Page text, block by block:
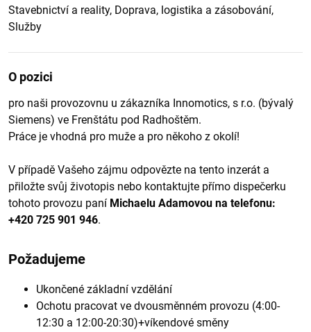
Stavebnictví a reality, Doprava, logistika a zásobování,
Služby
O pozici
pro naši provozovnu u zákazníka Innomotics, s r.o. (bývalý
Siemens) ve Frenštátu pod Radhoštěm.
Práce je vhodná pro muže a pro někoho z okolí!
V případě Vašeho zájmu odpovězte na tento inzerát a
přiložte svůj životopis nebo kontaktujte přímo dispečerku
tohoto provozu paní Michaelu Adamovou na telefonu:
+420 725 901 946.
Požadujeme
Ukončené základní vzdělání
Ochotu pracovat ve dvousměnném provozu (4:00-
12:30 a 12:00-20:30)+víkendové směny